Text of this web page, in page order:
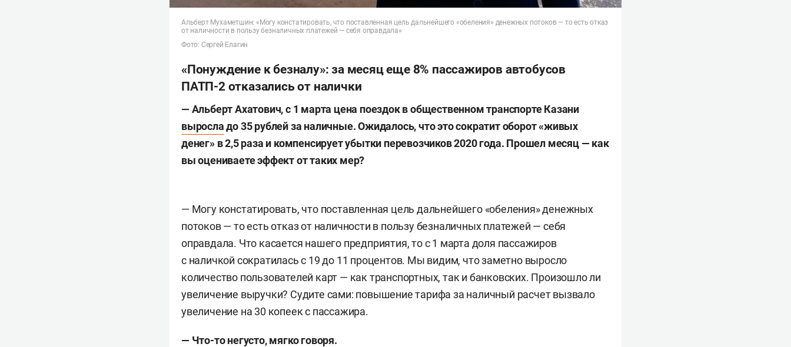
Альберт Мухаметшин: «Могу констатировать, что поставленная цель дальнейшего «обеления» денежных потоков — то есть отказ
от наличности в пользу безналичных платежей — себя оправдала»
Фото: Сергей Елагин
«Понуждение к безналу»: за месяц еще 8% пассажиров автобусов
ПАТП-2 отказались от налички
— Альберт Ахатович, с 1 марта цена поездок в общественном транспорте Казани
выросладо 35 рублей за наличные. Ожидалось, что это сократит оборот «живых
денег» в 2,5 раза и компенсирует убытки перевозчиков 2020 года. Прошел месяц — как
вы оцениваете эффект от таких мер?
— Могу констатировать, что поставленная цель дальнейшего «обеления» денежных
потоков — то есть отказ от наличности в пользу безналичных платежей — себя
оправдала. Что касается нашего предприятия, то с 1 марта доля пассажиров
с наличкой сократилась с 19 до 11 процентов. Мы видим, что заметно выросло
количество пользователей карт — как транспортных, так и банковских. Произошло ли
увеличение выручки? Судите сами: повышение тарифа за наличный расчет вызвало
увеличение на 30 копеек с пассажира.
— Что-то негусто, мягко говоря.